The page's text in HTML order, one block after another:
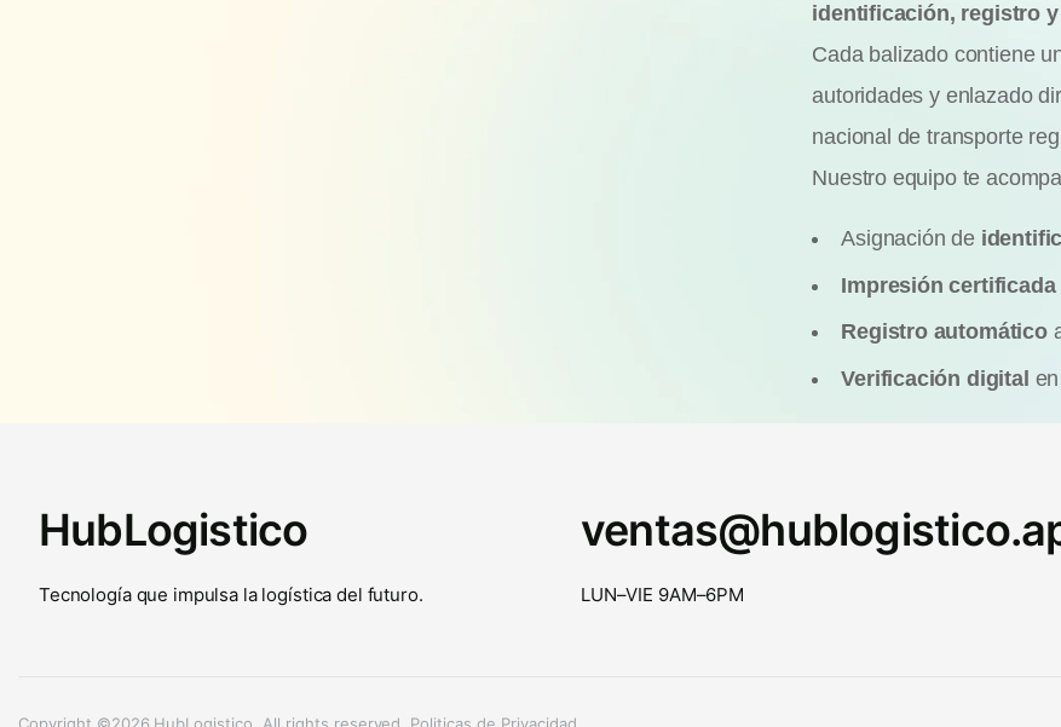
identificación, registro
Cada balizado contiene
autoridades y enlazado
nacional de transporte
Nuestro equipo te
Asignación de
Impresión certificada
Registro automático
Verificación digital
HubLogistico
Tecnología que impulsa la logística del futuro. LUN–VIE 9AM–6PM
Copyright ©2026 HubLogistico. All rights reserved. Politicas de Privacidad